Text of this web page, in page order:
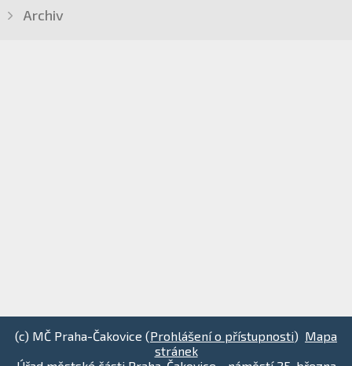
Archiv
(c) MČ Praha-Čakovice (Prohlášení o přístupnosti) Mapa
stránek